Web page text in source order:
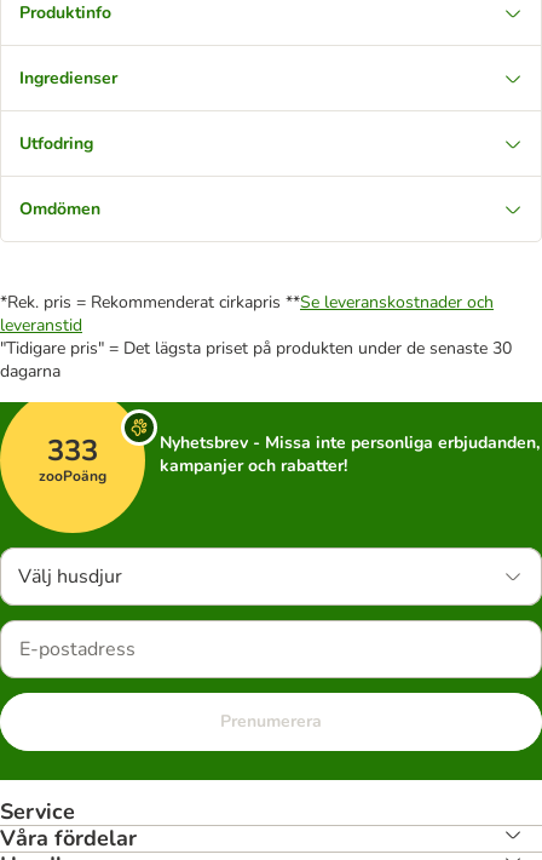
Produktinfo
Ingredienser
Utfodring
Omdömen
*Rek. pris = Rekommenderat cirkapris **Se leveranskostnader och
leveranstid
"Tidigare pris" = Det lägsta priset på produkten under de senaste 30
dagarna
333
zooPoäng
Nyhetsbrev - Missa inte personliga erbjudanden,
kampanjer och rabatter!
Välj husdjur
Prenumerera
Service
Våra fördelar